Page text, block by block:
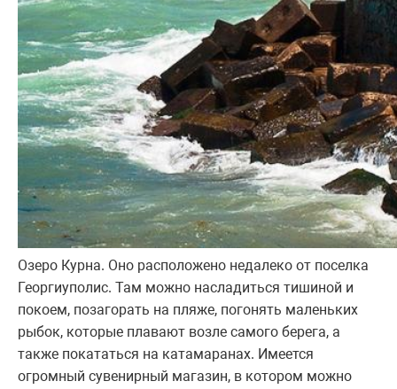
Озеро Курна. Оно расположено недалеко от поселка
Георгиуполис. Там можно насладиться тишиной и
покоем, позагорать на пляже, погонять маленьких
рыбок, которые плавают возле самого берега, а
также покататься на катамаранах. Имеется
огромный сувенирный магазин, в котором можно